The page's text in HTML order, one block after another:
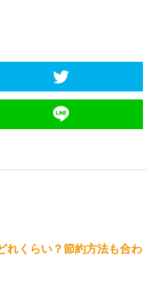
れくらい？節約方法も合わ